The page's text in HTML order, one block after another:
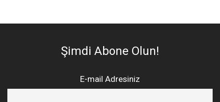
Şimdi Abone Olun!
E-mail Adresiniz